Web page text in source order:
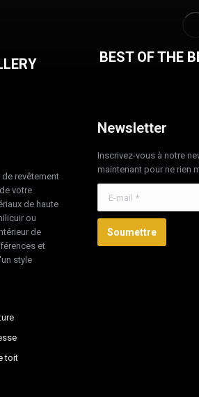
BEST OF THE
revêtement
votre
de haute
ou
de
et
style
toit
Newsletter
Inscrivez-vous à notre
maintenant pour ne rien
Soumettre